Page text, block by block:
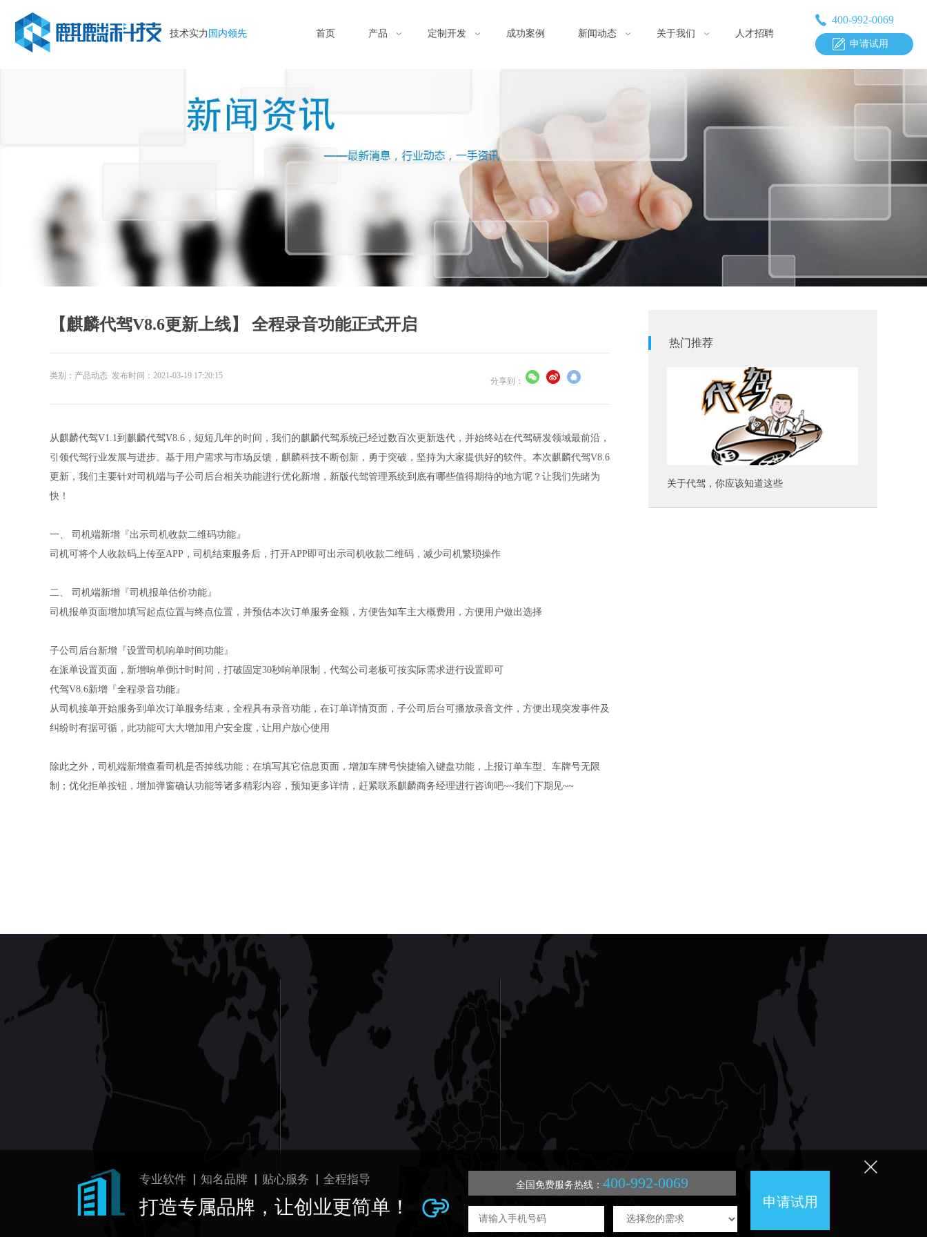
技术实力 国内领先 首页 产品 定制开发 成功案例 新闻动态 关于我们 人才招聘
400-992-0069
申请试用
【麒麟代驾V8.6更新上线】 全程录音功能正式开启
类别：产品动态 发布时间：2021-03-19 17:20:15
分享到：
从麒麟代驾V1.1到麒麟代驾V8.6，短短几年的时间，我们的麒麟代驾系统已经过数百次更新迭代，并始终站在代驾研发领域最前沿，
引领代驾行业发展与进步。基于用户需求与市场反馈，麒麟科技不断创新，勇于突破，坚持为大家提供好的软件。本次麒麟代驾V8.6
更新，我们主要针对司机端与子公司后台相关功能进行优化新增，新版代驾管理系统到底有哪些值得期待的地方呢？让我们先睹为
快！
一、 司机端新增『出示司机收款二维码功能』
司机可将个人收款码上传至APP，司机结束服务后，打开APP即可出示司机收款二维码，减少司机繁琐操作
二、 司机端新增『司机报单估价功能』
司机报单页面增加填写起点位置与终点位置，并预估本次订单服务金额，方便告知车主大概费用，方便用户做出选择
子公司后台新增『设置司机响单时间功能』
在派单设置页面，新增响单倒计时时间，打破固定30秒响单限制，代驾公司老板可按实际需求进行设置即可
代驾V8.6新增『全程录音功能』
从司机接单开始服务到单次订单服务结束，全程具有录音功能，在订单详情页面，子公司后台可播放录音文件，方便出现突发事件及
纠纷时有据可循，此功能可大大增加用户安全度，让用户放心使用
除此之外，司机端新增查看司机是否掉线功能；在填写其它信息页面，增加车牌号快捷输入键盘功能，上报订单车型、车牌号无限
制；优化拒单按钮，增加弹窗确认功能等诸多精彩内容，预知更多详情，赶紧联系麒麟商务经理进行咨询吧~~我们下期见~~
热门推荐
关于代驾，你应该知道这些
Copyright@2012-2017 长春创世麒麟科技有限公司 版权所有
专业软件 ▏知名品牌 ▏贴心服务 ▏全程指导
打造专属品牌，让创业更简单！
全国免费服务热线： 400-992-0069